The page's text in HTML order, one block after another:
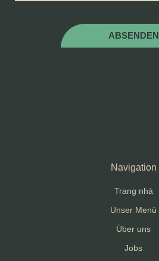
ABSENDEN
Navigation
Trang nhà
Unser Menü
Über uns
Jobs